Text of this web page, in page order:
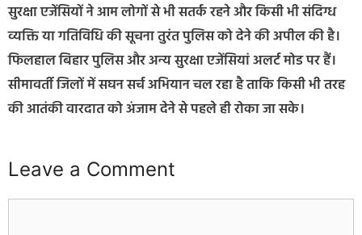
सुरक्षा एजेंसियों ने आम लोगों से भी सतर्क रहने और किसी भी संदिग्ध
व्यक्ति या गतिविधि की सूचना तुरंत पुलिस को देने की अपील की है।
फिलहाल बिहार पुलिस और अन्य सुरक्षा एजेंसियां अलर्ट मोड पर हैं।
सीमावर्ती जिलों में सघन सर्च अभियान चल रहा है ताकि किसी भी तरह
की आतंकी वारदात को अंजाम देने से पहले ही रोका जा सके।
Leave a Comment